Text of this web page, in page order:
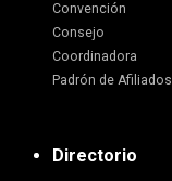
Convención
Consejo
Coordinadora
Padrón de Afiliados
Directorio